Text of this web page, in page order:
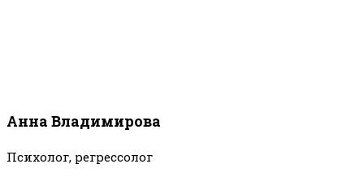
Анна Владимирова
Психолог, регрессолог